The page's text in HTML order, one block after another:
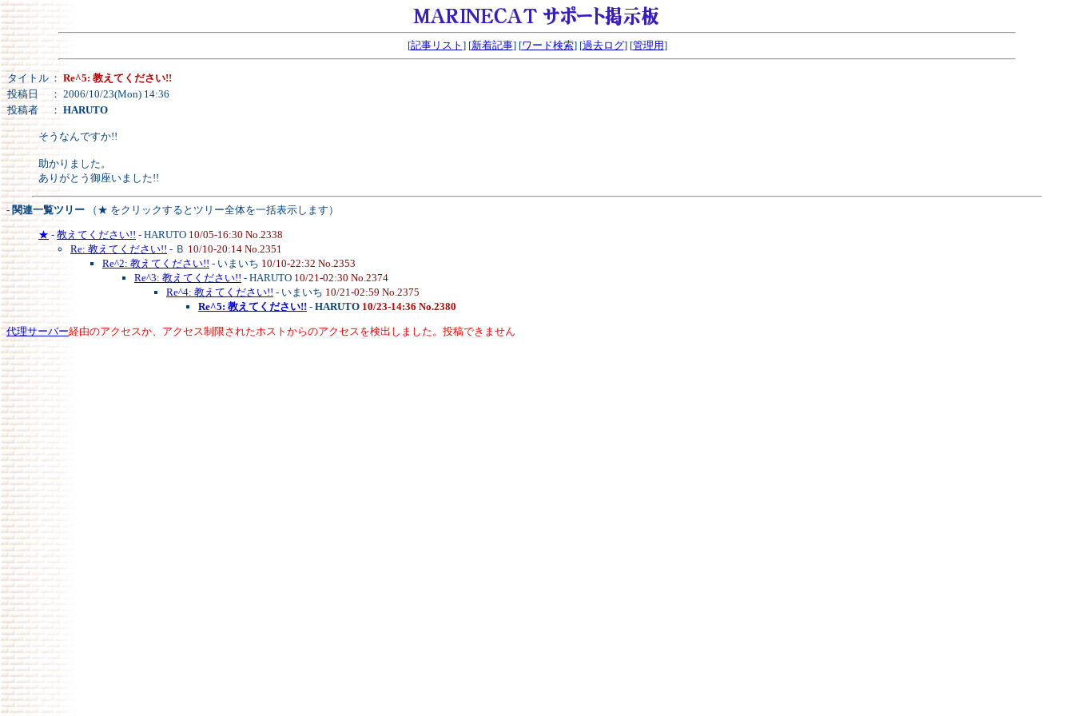
[記事リスト ] [新着記事] [ワード検索] [過去ログ] [管理用]
タイトル ： Re^5: 教えてください!!
投稿日
： 2006/10/23(Mon) 14:36
投稿者
： HARUTO
そうなんですか!!
助かりました。
ありがとう御座いました!!
- 関連一覧ツリー （★ をクリックするとツリー全体を一括表示します）
★ - 教えてください!! - HARUTO 10/05-16:30 No.2338
Re: 教えてください!! - Ｂ 10/10-20:14 No.2351
Re^2: 教えてください!! - いまいち 10/10-22:32 No.2353
Re^3: 教えてください!! - HARUTO 10/21-02:30 No.2374
Re^4: 教えてください!! - いまいち 10/21-02:59 No.2375
Re^5: 教えてください!! - HARUTO 10/23-14:36 No.2380
代理サーバー経由のアクセスか、アクセス制限されたホストからのアクセスを検出しました。投稿できません